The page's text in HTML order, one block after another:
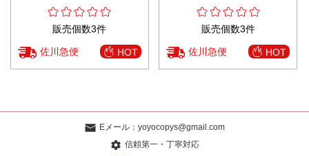
販売個数3件
佐川急便 HOT
販売個数3件
佐川急便 HOT
Eメール： yoyocopys@gmail.com
信頼第一・丁寧対応